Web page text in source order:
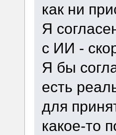
как ни
Я
с ИИ -
Я бы
есть
для
какое-то